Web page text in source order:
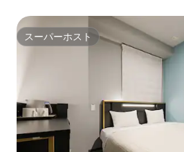
スーパーホスト
スーパーホスト